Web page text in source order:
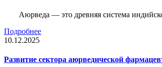
Аюрведа — это древняя система
Подробнее
10.12.2025
Развитие сектора аюрведической